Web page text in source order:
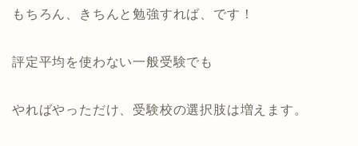
もちろん、きちんと勉強すれば、です！
評定平均を使わない一般受験でも
やればやっただけ、受験校の選択肢は増えます。